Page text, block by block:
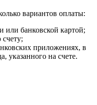
вариантов оплаты:
банковской картой;
приложениях, в
указанного на счете.